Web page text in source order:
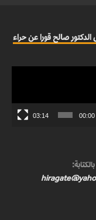
الدكتور صالح قورا عن حراء
00:00
03:14